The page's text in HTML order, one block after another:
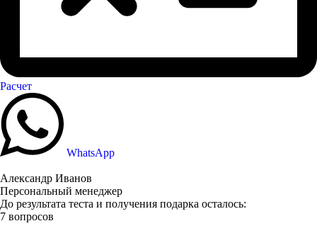
Расчет
WhatsApp
Александр Иванов
Персональный менеджер
До результата теста и получения подарка осталось:
7 вопросов